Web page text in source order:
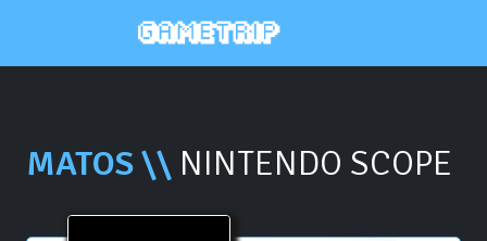
MATOS \\ NINTENDO SCOPE